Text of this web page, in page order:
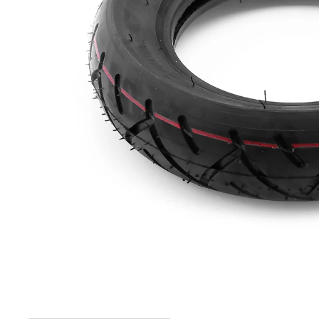
elektrokoloběžka inokim ox super 23ah lg
43 990 Kč
Původně: 47 990 Kč